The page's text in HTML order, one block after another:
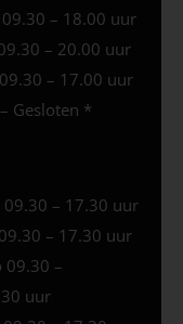
– 18.00 uur
– 20.00 uur
– 17.00 uur
Gesloten *
09.30 – 17.30 uur
– 17.30 uur
09.30 –
uur